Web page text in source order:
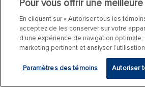
Pour vous offrir une
En cliquant sur « Autoriser tous les
acceptez de les conserver sur votre
d’une expérience de navigation optimale,
marketing pertinent et analyser
Paramètres des témoins Autoriser